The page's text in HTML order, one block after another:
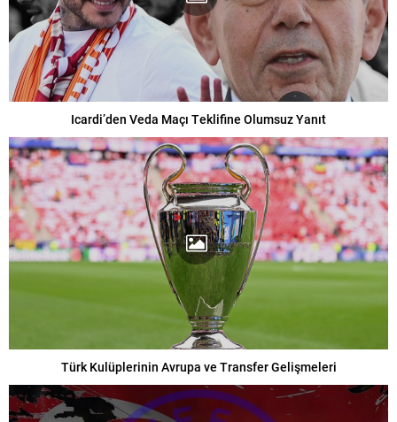
Icardi’den Veda Maçı Teklifine Olumsuz Yanıt
Türk Kulüplerinin Avrupa ve Transfer Gelişmeleri